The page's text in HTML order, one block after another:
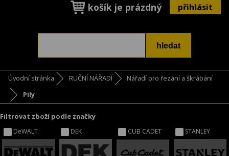
košík je prázdný přihlásit
Úvodní stránka RUČNÍ NÁŘADÍ
Nářadí pro řezání a škrábání
Pily
Filtrovat zboží podle značky
DeWALT DEK CUB CADET STANLEY